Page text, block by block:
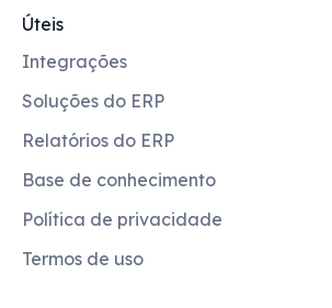
Úteis
Integrações
Soluções do ERP
Relatórios do ERP
Base de conhecimento
Política de privacidade
Termos de uso